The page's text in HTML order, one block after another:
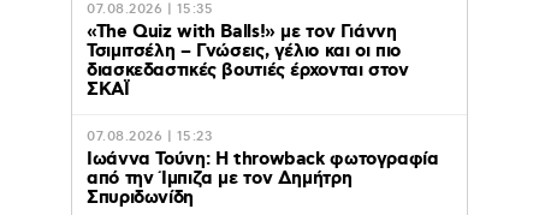
07.08.2026 | 15:35
«The Quiz with Balls!» με τον Γιάννη
Τσιμιτσέλη – Γνώσεις, γέλιο και οι πιο
διασκεδαστικές βουτιές έρχονται στον
ΣΚΑΪ
07.08.2026 | 15:23
Ιωάννα Τούνη: Η throwback φωτογραφία
από την Ίμπιζα με τον Δημήτρη
Σπυριδωνίδη